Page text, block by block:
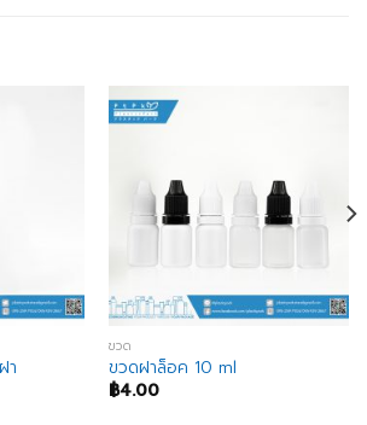
า
ขวด
ขวดฝาล็อค 10 ml
฿4.00